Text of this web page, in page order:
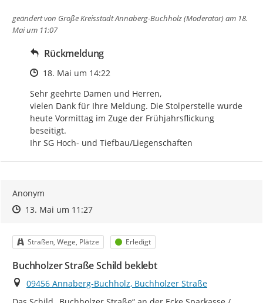
geändert von Große Kreisstadt Annaberg-Buchholz (Moderator)am 18.
Mai um 11:07
Rückmeldung
Zeitpunkt des Erstellens
18. Mai um 14:22
Sehr geehrte Damen und Herren,
vielen Dank für Ihre Meldung. Die Stolperstelle wurde
heute Vormittag im Zuge der Frühjahrsflickung
beseitigt.
Ihr SG Hoch- und Tiefbau/Liegenschaften
Anonym
Zeitpunkt des Erstellens
Zeitpunkt des Erstellens
13. Mai um 11:27Zur Äußerung
Kategorie
Straßen, Wege, Plätze Status
Erledigt
Buchholzer Straße Schild beklebt
Ort
09456 Annaberg-Buchholz, Buchholzer Straße